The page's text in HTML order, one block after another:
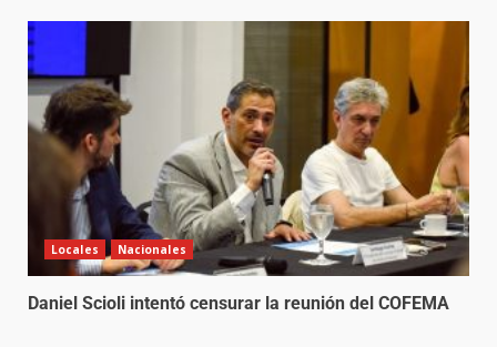
Locales Nacionales
Daniel Scioli intentó censurar la reunión del COFEMA